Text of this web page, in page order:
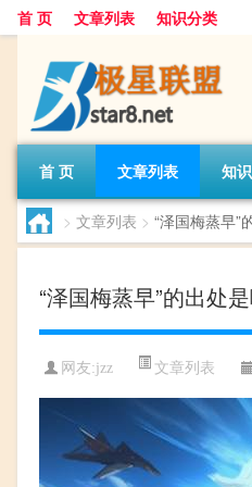
首 页 文章列表 知识分类
首 页 文章列表 知
> 文章列表 > “泽国梅蒸早”
“泽国梅蒸早”的出处
网友:jzz 文章列表